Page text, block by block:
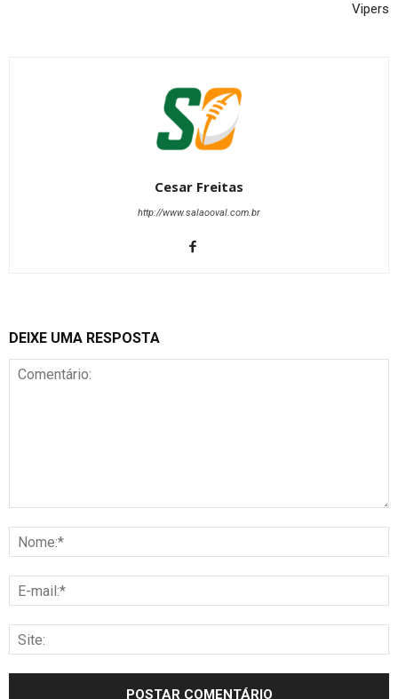
Vipers
Cesar Freitas
http://www.salaooval.com.br
DEIXE UMA RESPOSTA